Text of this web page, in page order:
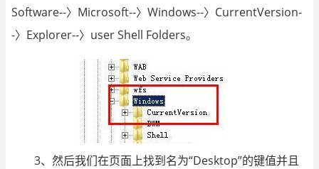
Software--〉Microsoft--〉Windows--〉CurrentVersion-
-〉Explorer--〉user Shell Folders。
3、然后我们在页面上找到名为“Desktop”的键值并且